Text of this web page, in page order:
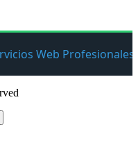
Web Profesionales